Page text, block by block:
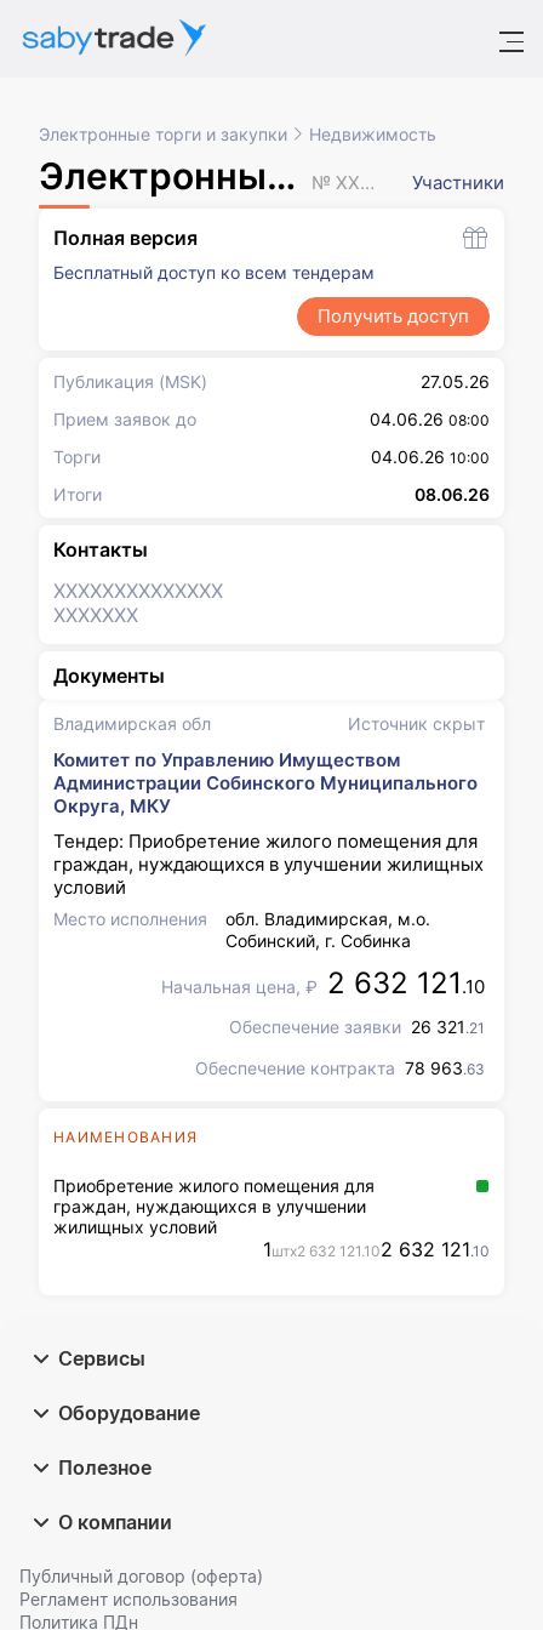
Электронные торги и закупки Недвижимость
Электронный аукцион № XXXXXXX Участники
Владимирская обл Источник скрыт
Комитет по Управлению Имуществом
Администрации Собинского Муниципального
Округа, МКУ
Тендер: Приобретение жилого помещения для
граждан, нуждающихся в улучшении жилищных
условий
Место исполнения
обл. Владимирская, м.о.
Собинский, г. Собинка
Начальная цена, ₽ 2 632 121 .10
Обеспечение заявки 26 321 .21
Обеспечение контракта 78 963.63
НАИМЕНОВАНИЯ
Приобретение жилого помещения для
граждан, нуждающихся в улучшении
жилищных условий
1штx2 632 121.102 632 121.10
Полная версия
Бесплатный доступ ко всем тендерам
Получить доступ
Публикация (MSK)
27.05.26
Прием заявок до
04.06.26 08:00
Торги 04.06.26 10:00
Итоги 08.06.26
Контакты
XXXXXXXXXXXXXX
XXXXXXX
Документы
Сервисы
Оборудование
Полезное
О компании
Публичный договор (оферта)
Регламент использования
Политика ПДн